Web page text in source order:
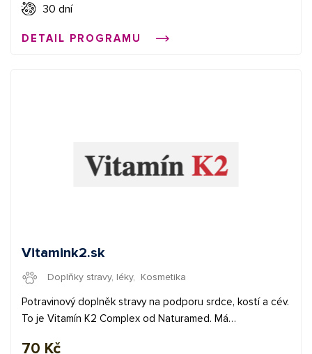
objednat na zkoušku zdarma. Za to náleží Publisherům
vydělávat propagací e-shopů v síti Affial.com. Pomůžeme
30 dní
DETAIL PROGRAMU
Vitamink2.sk
Doplňky stravy, léky, Kosmetika
Potravinový doplněk stravy na podporu srdce, kostí a cév.
To je Vitamín K2 Complex od Naturamed. Má
70 Kč